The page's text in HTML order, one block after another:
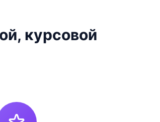
курсовой